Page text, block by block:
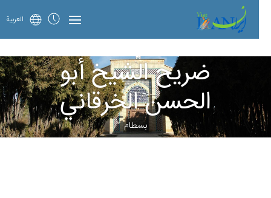
العربية
ضريح الشيخ أبو
الحسن الخرقاني
بسطام